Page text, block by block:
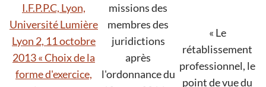
I.F.P.P.C, Lyon,
Université Lumière
Lyon 2, 11 octobre
2013 « Choix de la
forme d'exercice,
missions des
membres des
juridictions
après
l'ordonnance du
« Le
rétablissement
professionnel, le
point de vue du